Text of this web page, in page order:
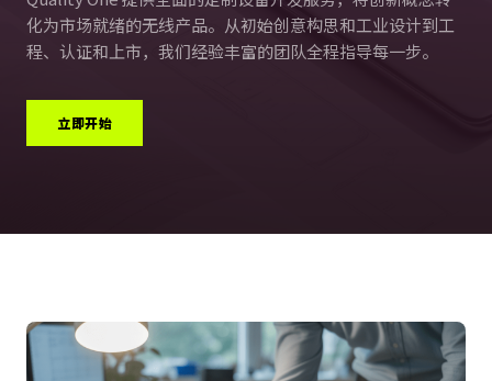
化为市场就绪的无线产品。从初始创意构思和工业设计到工
程、认证和上市，我们经验丰富的团队全程指导每一步。
立即开始